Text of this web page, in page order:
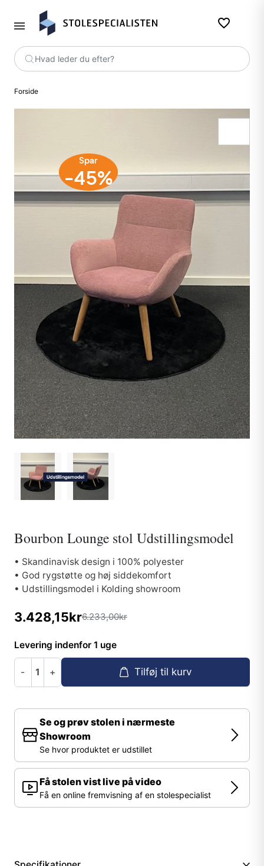
favorite_border
Hvad leder du efter?
Forside
Spar
-45%
Bourbon Lounge stol Udstillingsmodel
• Skandinavisk design i 100% polyester
• God rygstøtte og høj siddekomfort
• Udstillingsmodel i Kolding showroom
3.428,15kr6.233,00kr
Levering indenfor 1 uge
- + Tilføj til kurv
Se og prøv stolen i nærmeste
Showroom
Se hvor produktet er udstillet
Få stolen vist live på video
Få en online fremvisning af en stolespecialist